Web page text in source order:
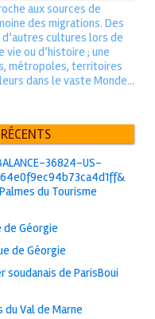
aux sources de
des migrations. Des
cultures lors de
ou d’histoire ; une
métropoles, territoires
dans le vaste Monde...
36824-US-
du Tourisme
de Géorgie
de Géorgie
soudanais de ParisBoui
Val de Marne